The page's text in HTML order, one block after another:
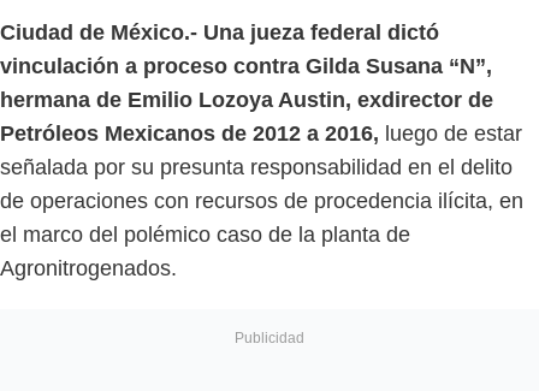
Ciudad de México.- Una jueza federal dictó
vinculación a proceso contra Gilda Susana “N”,
hermana de Emilio Lozoya Austin, exdirector de
Petróleos Mexicanos de 2012 a 2016, luego de estar
señalada por su presunta responsabilidad en el delito
de operaciones con recursos de procedencia ilícita, en
el marco del polémico caso de la planta de
Agronitrogenados.